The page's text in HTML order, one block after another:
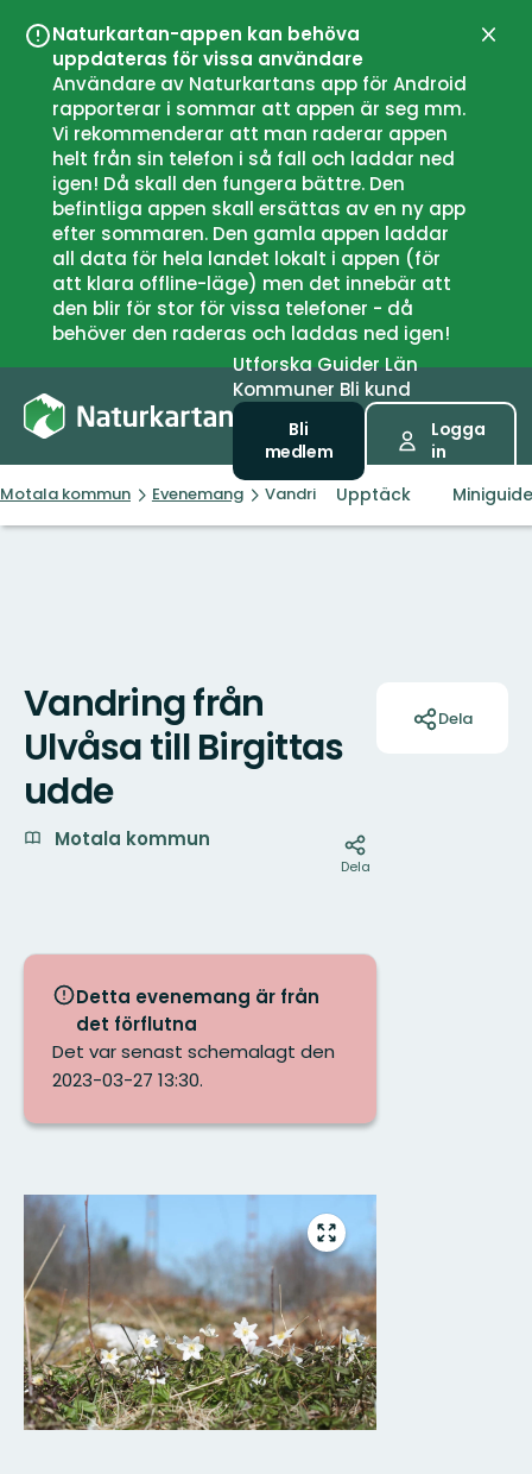
Naturkartan-appen kan behöva
uppdateras för vissa användare
Användare av Naturkartans app för Android
rapporterar i sommar att appen är seg mm.
Vi rekommenderar att man raderar appen
helt från sin telefon i så fall och laddar ned
igen! Då skall den fungera bättre. Den
befintliga appen skall ersättas av en ny app
efter sommaren. Den gamla appen laddar
all data för hela landet lokalt i appen (för
att klara offline-läge) men det innebär att
den blir för stor för vissa telefoner - då
behöver den raderas och laddas ned igen!
UtforskaGuiderLän
Kommuner Bli kund
Bli
medlem
Logga
in
Motala kommun Evenemang Vandring från Ulvåsa till Birgittas
Upptäck
Vandring från
Ulvåsa till Birgittas
udde
Motala kommun
Dela
Detta evenemang är från
det förflutna
Det var senast schemalagt den
2023-03-27 13:30.
Bilder
Gå
till
helskärmsläge
Dela